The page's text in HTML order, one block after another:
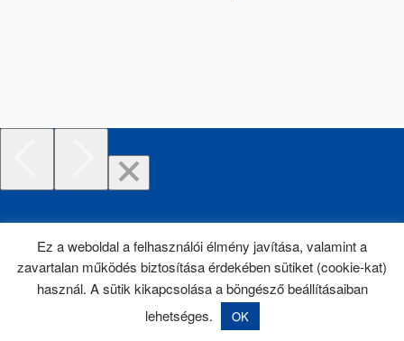
Ez a weboldal a felhasználói élmény javítása, valamint a
zavartalan működés biztosítása érdekében sütiket (cookie-kat)
használ. A sütik kikapcsolása a böngésző beállításaiban
lehetséges.
OK